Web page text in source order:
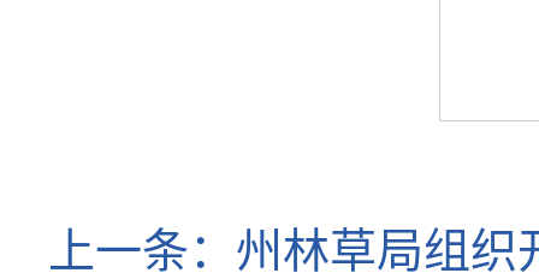
上一条： 州林草局组织